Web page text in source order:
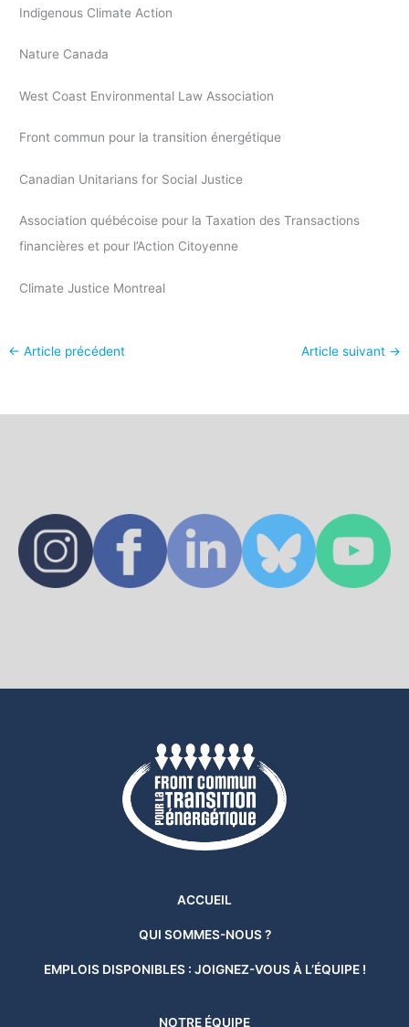
Indigenous Climate Action
Nature Canada
West Coast Environmental Law Association
Front commun pour la transition énergétique
Canadian Unitarians for Social Justice
Association québécoise pour la Taxation des Transactions
financières et pour l’Action Citoyenne
Climate Justice Montreal
← Article précédent Article suivant →
ACCUEIL
QUI SOMMES-NOUS ?
EMPLOIS DISPONIBLES : JOIGNEZ-VOUS À L’ÉQUIPE !
NOTRE ÉQUIPE